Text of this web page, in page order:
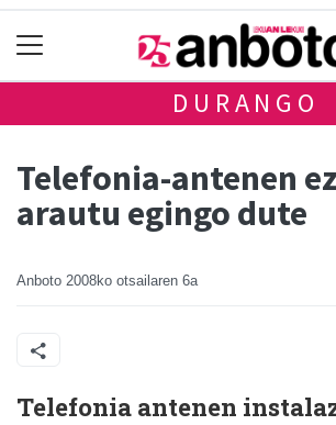
DURANGO
Telefonia-antenen
arautu egingo dute
Anboto 2008ko otsailaren 6a
Telefonia antenen